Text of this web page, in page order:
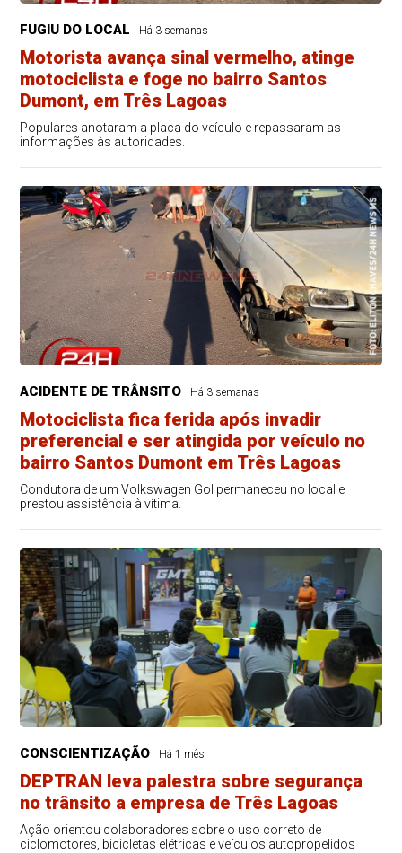
FUGIU DO LOCAL Há 3 semanas
Motorista avança sinal vermelho, atinge
motociclista e foge no bairro Santos
Dumont, em Três Lagoas
Populares anotaram a placa do veículo e repassaram as
informações às autoridades.
ACIDENTE DE TRÂNSITO Há 3 semanas
Motociclista fica ferida após invadir
preferencial e ser atingida por veículo no
bairro Santos Dumont em Três Lagoas
Condutora de um Volkswagen Gol permaneceu no local e
prestou assistência à vítima.
CONSCIENTIZAÇÃO Há 1 mês
DEPTRAN leva palestra sobre segurança
no trânsito a empresa de Três Lagoas
Ação orientou colaboradores sobre o uso correto de
ciclomotores, bicicletas elétricas e veículos autopropelidos